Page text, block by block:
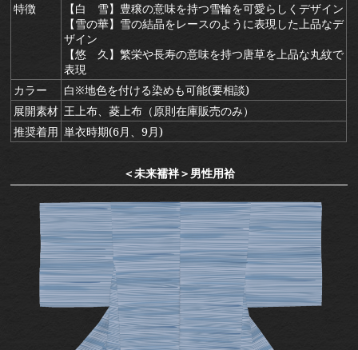
特徴
【白 雪】豊穣の意味を持つ雪輪を可愛らしくデザイン
【雪の華】雪の結晶をレースのように表現した上品なデ
ザイン
【悠 久】繁栄や長寿の意味を持つ唐草を上品な丸紋で
表現
カラー
白※地色を付ける染めも可能(要相談)
展開素材 王上布、菱上布（原則在庫販売のみ）
推奨着用 単衣時期(6月、9月)
＜未来襦袢＞男性用袷